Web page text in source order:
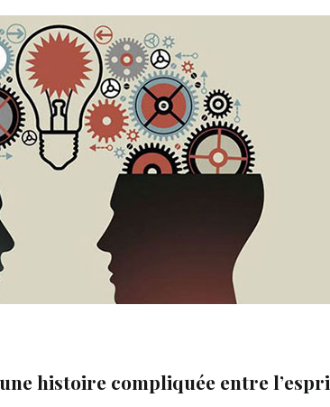
histoire compliquée entre